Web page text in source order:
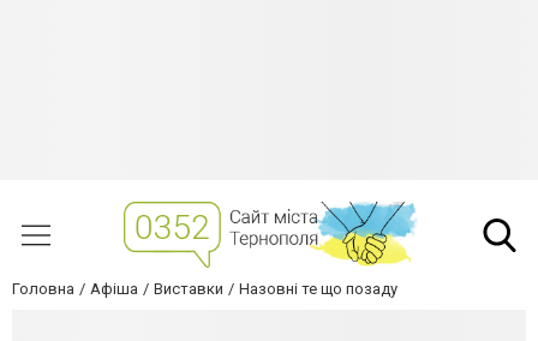
Головна Афіша Виставки Назовні те що позаду